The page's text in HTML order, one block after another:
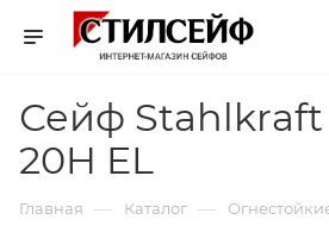
Сейф Stahlkraft
20H EL
Главная — Каталог —